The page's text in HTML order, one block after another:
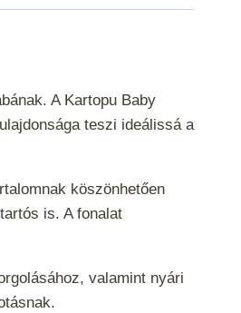
A Kartopu Baby
teszi ideálissá a
köszönhetően
is. A fonalat
valamint nyári